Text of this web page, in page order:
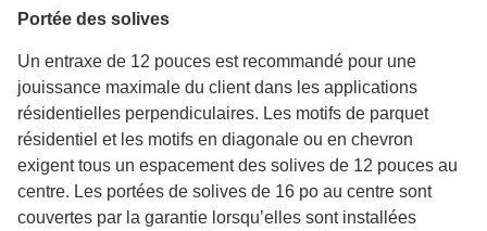
Portée des solives
Un entraxe de 12 pouces est recommandé pour une
jouissance maximale du client dans les applications
résidentielles perpendiculaires. Les motifs de parquet
résidentiel et les motifs en diagonale ou en chevron
exigent tous un espacement des solives de 12 pouces au
centre. Les portées de solives de 16 po au centre sont
couvertes par la garantie lorsqu’elles sont installées